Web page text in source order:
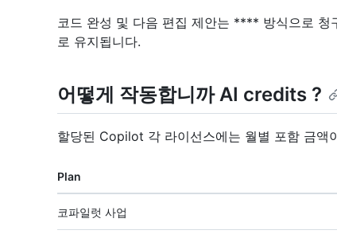
코드 완성 및 다음 편집 제안는 **** 방식으로
로 유지됩니다.
어떻게 작동합니까 AI credits ?
할당된 Copilot 각 라이선스에는 월별 포함 금액
Plan
코파일럿 사업